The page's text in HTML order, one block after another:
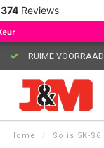
374 Reviews
RUIME VOORRAAD
Home / Solis 5K-S6